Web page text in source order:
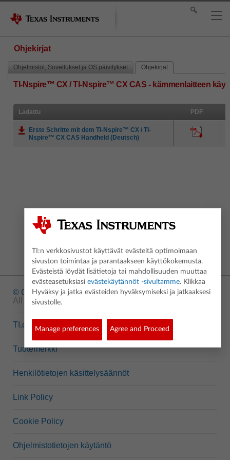
Ohjekirjat
Ohjelmistot, Sovellukset ja OS päivitykset Ohjekirjat
TI-Nspire™ CX / TI-Nspire™ CX CAS - kämmenlaitteen
Ladattu PDF
Erste Schritte mit dem TI-Nspire™ CX / TI-
Nspire™ CX CAS Handheld (Deutsch)
© Copyright1995-2026 Texas Instruments Incorporated.
All rights reserved.
TI.com
Tuotemerkki
Henkilötietojen käsittelysäännöt
Link Policy
Cookie Policy
Ohjelmistotietojen käytäntö
TI:n verkkosivustot käyttävät evästeitä optimoimaan
sivuston toimintaa ja parantaakseen käyttökokemusta.
Evästeistä löydät lisätietoja tai mahdollisuuden muuttaa
evästeasetuksiasi evästekäytännöt -sivultamme. Klikkaa
Hyväksy ja jatka evästeiden hyväksymiseksi ja jatkaaksesi
sivustolle.
Manage preferences Agree and Proceed